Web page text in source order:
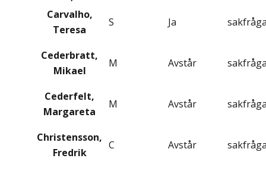
Carvalho,
Teresa
S Ja
Cederbratt,
Mikael
M Avstår
Cederfelt,
Margareta
M Avstår
Christensson,
Fredrik
C Avstår